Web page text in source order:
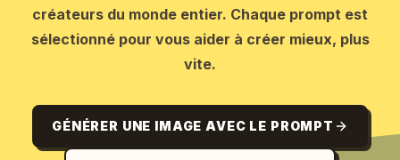
créateurs du monde entier. Chaque prompt est
sélectionné pour vous aider à créer mieux, plus
vite.
GÉNÉRER UNE IMAGE AVEC LE PROMPT